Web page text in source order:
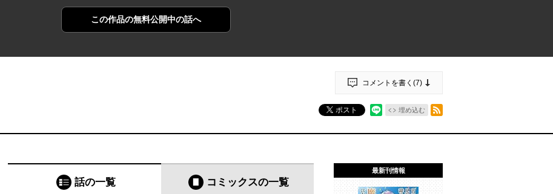
この作品の無料公開中の話へ
コメントを書く(7)
ポスト 埋め込む
話の一覧 コミックスの一覧
最新刊情報